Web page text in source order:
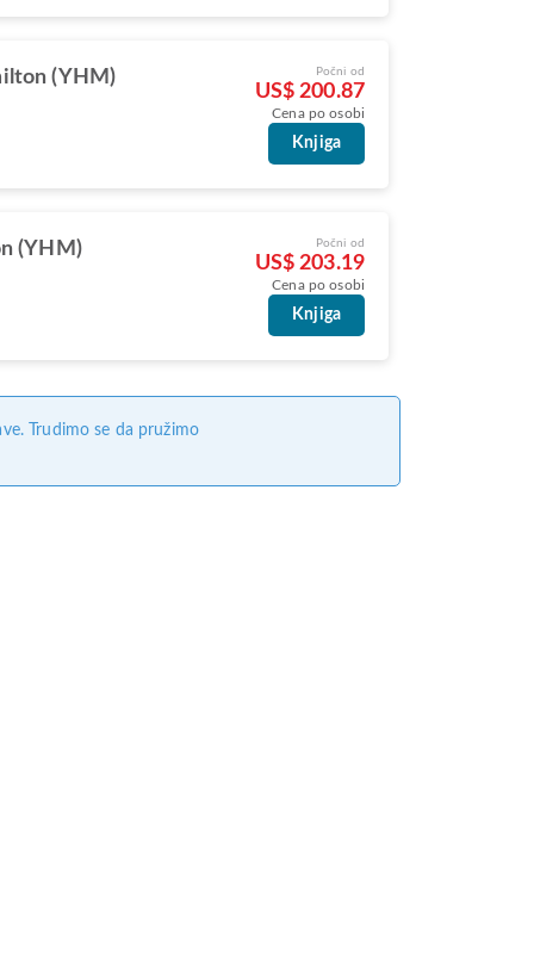
(YHM) Počni od
US$ 200.87
Cena po osobi
Knjiga
(YHM) Počni od
US$ 203.19
Cena po osobi
Knjiga
Trudimo se da pružimo